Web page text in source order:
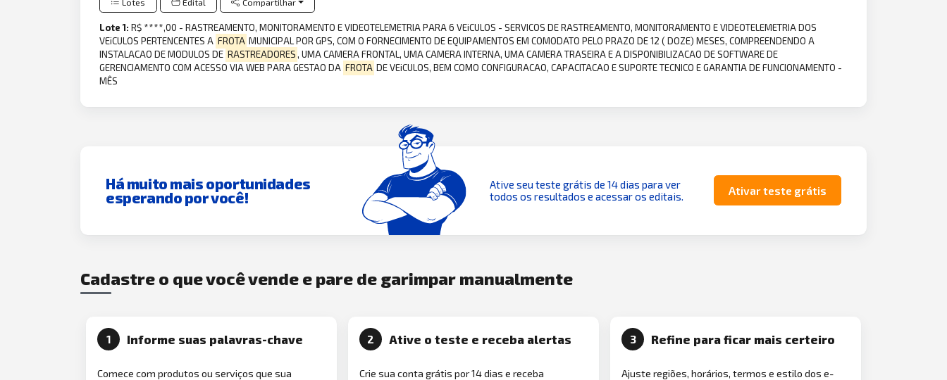
Lotes Edital Compartilhar
Lote 1:R$ ****,00 - RASTREAMENTO, MONITORAMENTO E VIDEOTELEMETRIA PARA 6 VEiCULOS - SERVICOS DE RASTREAMENTO, MONITORAMENTO E VIDEOTELEMETRIA DOS
VEiCULOS PERTENCENTES A FROTA MUNICIPAL POR GPS, COM O FORNECIMENTO DE EQUIPAMENTOS EM COMODATO PELO PRAZO DE 12 ( DOZE) MESES, COMPREENDENDO A
INSTALACAO DE MODULOS DE RASTREADORES, UMA CAMERA FRONTAL, UMA CAMERA INTERNA, UMA CAMERA TRASEIRA E A DISPONIBILIZACAO DE SOFTWARE DE
GERENCIAMENTO COM ACESSO VIA WEB PARA GESTAO DA FROTA DE VEiCULOS, BEM COMO CONFIGURACAO, CAPACITACAO E SUPORTE TECNICO E GARANTIA DE FUNCIONAMENTO -
MÊS
Há muito mais oportunidades
esperando por você!
Ative seu teste grátis de 14 dias para ver
todos os resultados e acessar os editais.
Ativar teste grátis
Cadastre o que você vende e pare de garimpar manualmente
1 Informe suas palavras-chave
Comece com produtos ou serviços que sua
2 Ative o teste e receba alertas
Crie sua conta grátis por 14 dias e receba
3 Refine para ficar mais certeiro
Ajuste regiões, horários, termos e estilo dos e-